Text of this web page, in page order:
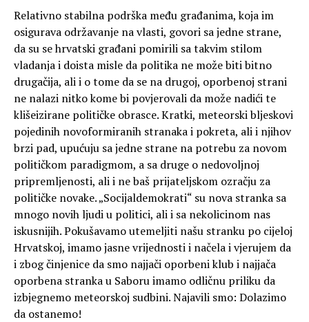
Relativno stabilna podrška među građanima, koja im
osigurava održavanje na vlasti, govori sa jedne strane,
da su se hrvatski građani pomirili sa takvim stilom
vladanja i doista misle da politika ne može biti bitno
drugačija, ali i o tome da se na drugoj, oporbenoj strani
ne nalazi nitko kome bi povjerovali da može nadići te
klišeizirane političke obrasce. Kratki, meteorski bljeskovi
pojedinih novoformiranih stranaka i pokreta, ali i njihov
brzi pad, upućuju sa jedne strane na potrebu za novom
političkom paradigmom, a sa druge o nedovoljnoj
pripremljenosti, ali i ne baš prijateljskom ozračju za
političke novake. „Socijaldemokrati“ su nova stranka sa
mnogo novih ljudi u politici, ali i sa nekolicinom nas
iskusnijih. Pokušavamo utemeljiti našu stranku po cijeloj
Hrvatskoj, imamo jasne vrijednosti i načela i vjerujem da
i zbog činjenice da smo najjači oporbeni klub i najjača
oporbena stranka u Saboru imamo odličnu priliku da
izbjegnemo meteorskoj sudbini. Najavili smo: Dolazimo
da ostanemo!